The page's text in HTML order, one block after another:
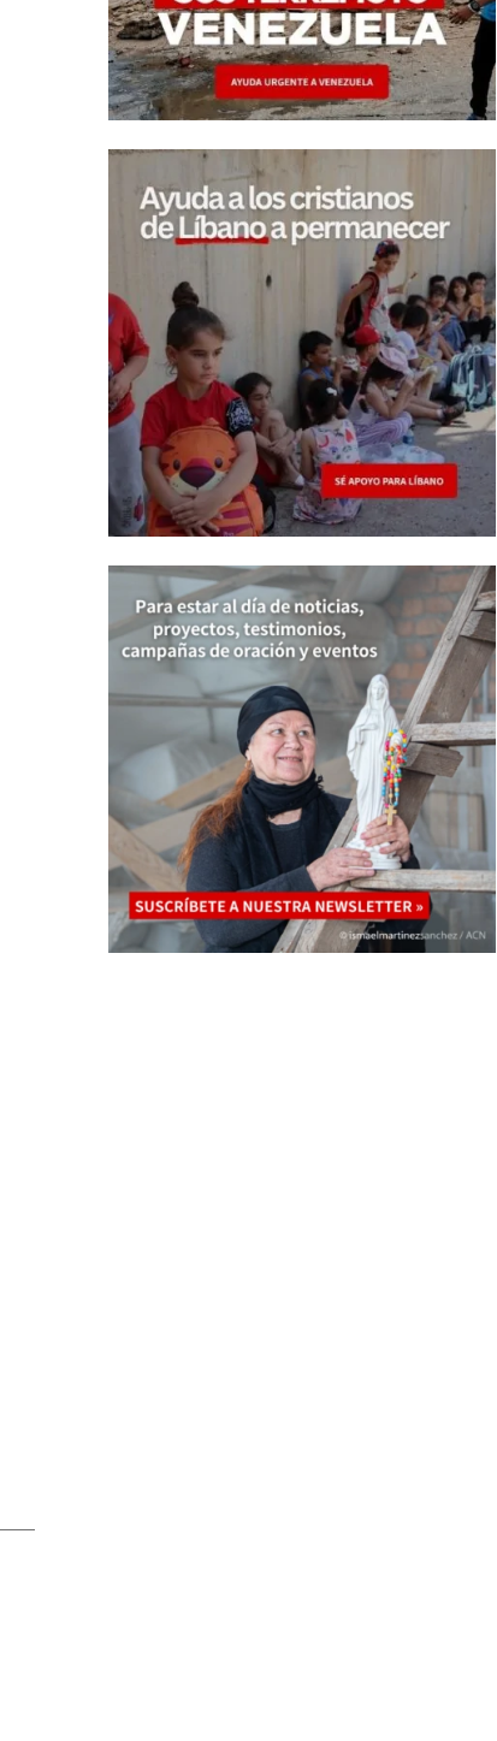
El cardenal Marto saluda a un grupo de niños unidos a la jornada
de oración desde la Capilla de las Apariciones de Fátima. (ACN)